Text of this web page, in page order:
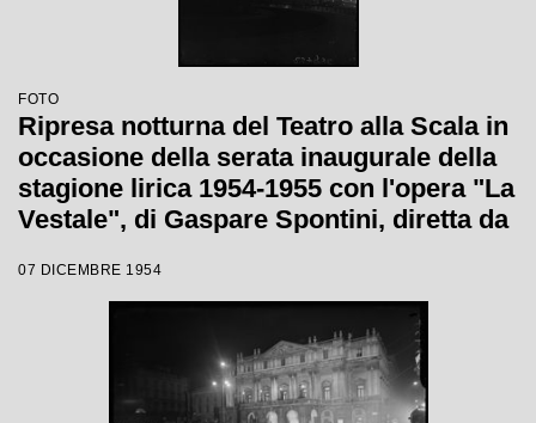
FOTO
Ripresa notturna del Teatro alla Scala in
occasione della serata inaugurale della
stagione lirica 1954-1955 con l'opera "La
Vestale", di Gaspare Spontini, diretta da
Visconti
07 DICEMBRE 1954